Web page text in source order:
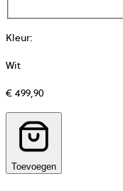
Kleur:
Wit
€ 499,90
Toevoegen